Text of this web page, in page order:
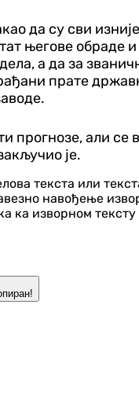
да су сви
његове обраде
а да за
прате
прогнозе, али се
је.
текста или
навођење
ка изворном тексту